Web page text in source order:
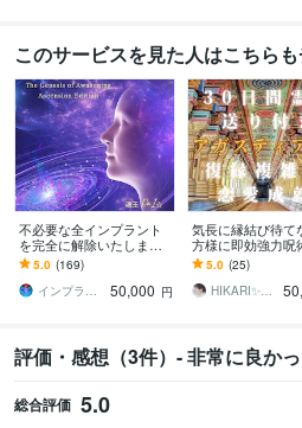
このサービスを見た人はこちら
不必要な全インプラント
を完全に解除いたします
インプラント全解除創始
者 × 魂の解放・カルマ浄
化・能力開花
5.0 (169)
インプラント全解除創始者｜魂王DaI⭐︎
50,000 円
気長に縁結び待て
方様に即効強力呪
します アガスティ
で自己愛強化護
復縁複雑愛恋愛不
5.0 (25)
HIKARI✨延長8月31日まで破格値引
評価・感想（3件）- 非常に良か
総合評価 5.0